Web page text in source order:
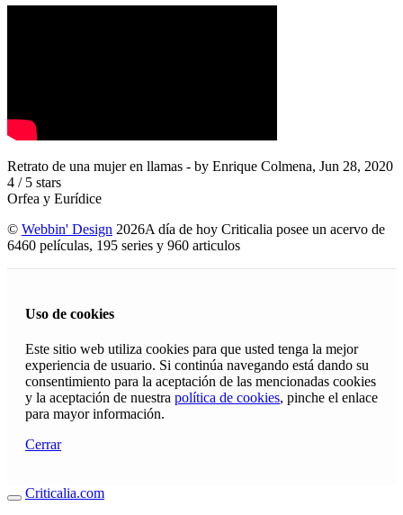
Retrato de una mujer en llamas - by Enrique Colmena, Jun 28, 2020
4 / 5 stars
Orfea y Eurídice
© Webbin' Design 2026A día de hoy Criticalia posee un acervo de
6460 películas, 195 series y 960 articulos
Uso de cookies
Este sitio web utiliza cookies para que usted tenga la mejor
experiencia de usuario. Si continúa navegando está dando su
consentimiento para la aceptación de las mencionadas cookies
y la aceptación de nuestra política de cookies, pinche el enlace
para mayor información.
Cerrar
Criticalia.com